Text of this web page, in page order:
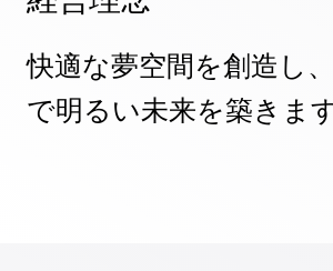
快適な夢空間を創造し
で明るい未来を築きます